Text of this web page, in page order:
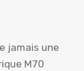
jamais une
M70